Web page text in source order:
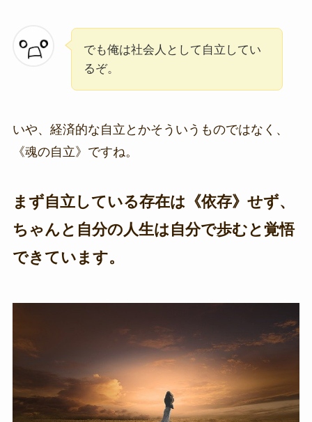
でも俺は社会人として自立してい
るぞ。
いや、経済的な自立とかそういうものではなく、
《魂の自立》ですね。
まず自立している存在は《依存》せず、
ちゃんと自分の人生は自分で歩むと覚悟
できています。